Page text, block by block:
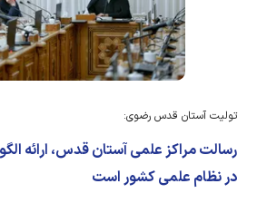
تولیت آستان قدس رضوی:
رسالت مراکز علمی آستان قدس، ارائه
در نظام علمی کشور است